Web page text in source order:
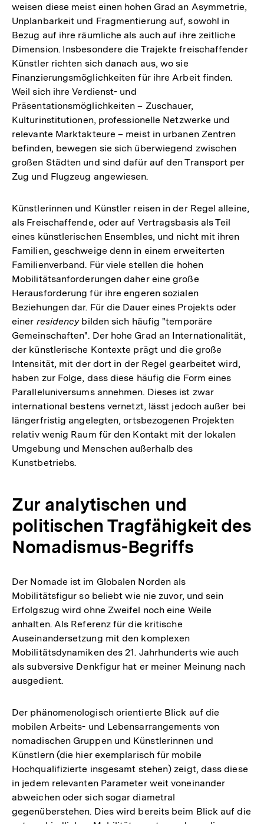
weisen diese meist einen hohen Grad an Asymmetrie,
Unplanbarkeit und Fragmentierung auf, sowohl in
Bezug auf ihre räumliche als auch auf ihre zeitliche
Dimension. Insbesondere die Trajekte freischaffender
Künstler richten sich danach aus, wo sie
Finanzierungsmöglichkeiten für ihre Arbeit finden.
Weil sich ihre Verdienst- und
Präsentationsmöglichkeiten – Zuschauer,
Kulturinstitutionen, professionelle Netzwerke und
relevante Marktakteure – meist in urbanen Zentren
befinden, bewegen sie sich überwiegend zwischen
großen Städten und sind dafür auf den Transport per
Zug und Flugzeug angewiesen.
Künstlerinnen und Künstler reisen in der Regel alleine,
als Freischaffende, oder auf Vertragsbasis als Teil
eines künstlerischen Ensembles, und nicht mit ihren
Familien, geschweige denn in einem erweiterten
Familienverband. Für viele stellen die hohen
Mobilitätsanforderungen daher eine große
Herausforderung für ihre engeren sozialen
Beziehungen dar. Für die Dauer eines Projekts oder
einer residencybilden sich häufig "temporäre
Gemeinschaften". Der hohe Grad an Internationalität,
der künstlerische Kontexte prägt und die große
Intensität, mit der dort in der Regel gearbeitet wird,
haben zur Folge, dass diese häufig die Form eines
Paralleluniversums annehmen. Dieses ist zwar
international bestens vernetzt, lässt jedoch außer bei
längerfristig angelegten, ortsbezogenen Projekten
relativ wenig Raum für den Kontakt mit der lokalen
Umgebung und Menschen außerhalb des
Kunstbetriebs.
Zur analytischen und
politischen Tragfähigkeit des
Nomadismus-Begriffs
Der Nomade ist im Globalen Norden als
Mobilitätsfigur so beliebt wie nie zuvor, und sein
Erfolgszug wird ohne Zweifel noch eine Weile
anhalten. Als Referenz für die kritische
Auseinandersetzung mit den komplexen
Mobilitätsdynamiken des 21. Jahrhunderts wie auch
als subversive Denkfigur hat er meiner Meinung nach
ausgedient.
Der phänomenologisch orientierte Blick auf die
mobilen Arbeits- und Lebensarrangements von
nomadischen Gruppen und Künstlerinnen und
Künstlern (die hier exemplarisch für mobile
Hochqualifizierte insgesamt stehen) zeigt, dass diese
in jedem relevanten Parameter weit voneinander
abweichen oder sich sogar diametral
gegenüberstehen. Dies wird bereits beim Blick auf die